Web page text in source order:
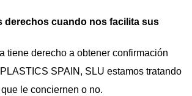
derechos cuando nos facilita sus
tiene derecho a obtener confirmación
SPAIN, SLU estamos tratando
le conciernen o no.